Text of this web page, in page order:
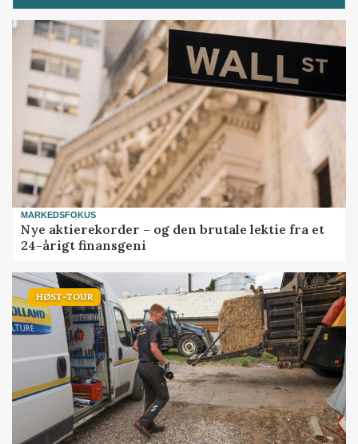
MARKEDSFOKUS
Nye aktierekorder – og den brutale lektie fra et
24-årigt finansgeni
HØST-TOUR